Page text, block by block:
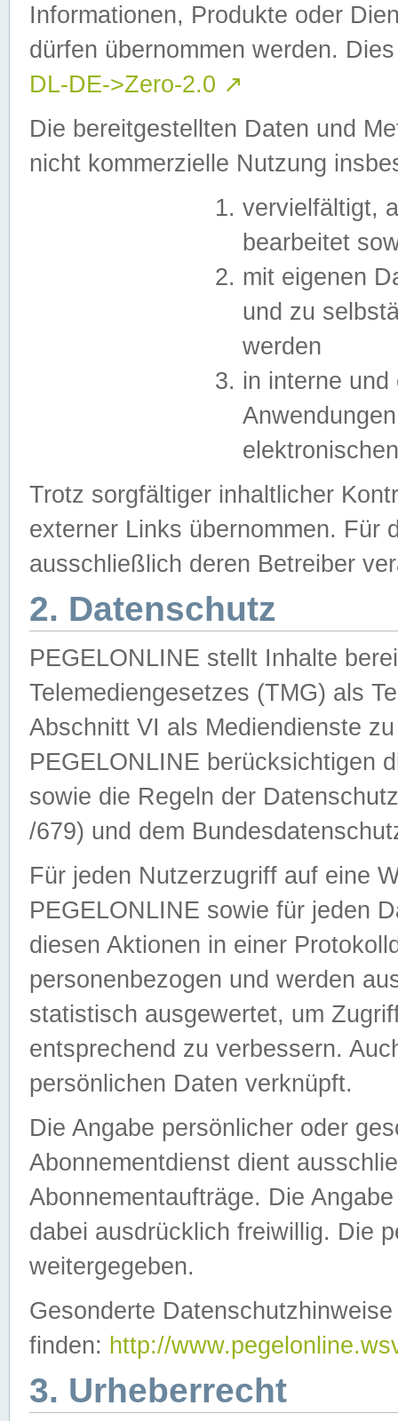
Informationen, Produkte oder
dürfen übernommen werden.
DL-DE->Zero-2.0 ↗
Die bereitgestellten Daten und
nicht kommerzielle Nutzung
vervielfältigt,
bearbeitet
mit eigenen
und zu
werden
in interne
Trotz sorgfältiger inhaltlicher
externer Links übernommen. Für
ausschließlich deren Betreiber
2. Datenschutz
PEGELONLINE stellt Inhalte
Telemediengesetzes (TMG) als
Abschnitt VI als Mediendienste
PEGELONLINE berücksichtigen
sowie die Regeln der
/679) und dem
Für jeden Nutzerzugriff auf eine
PEGELONLINE sowie für jeden
diesen Aktionen in einer
personenbezogen und werden
statistisch ausgewertet, um
entsprechend zu verbessern.
persönlichen Daten verknüpft.
Die Angabe persönlicher oder
Abonnementdienst dient
Abonnementaufträge. Die
dabei ausdrücklich freiwillig. Die
weitergegeben.
Gesonderte
finden: http://
3. Urheberrecht